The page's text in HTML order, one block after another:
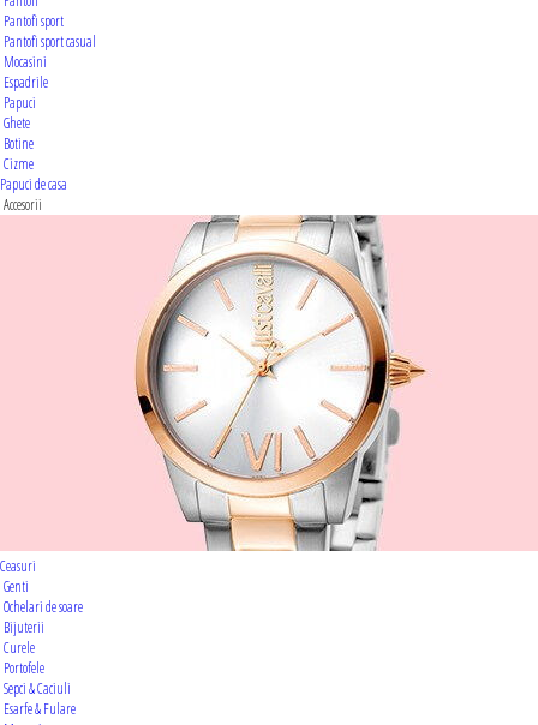
Pantofi sport
Pantofi sport casual
Mocasini
Espadrile
Papuci
Ghete
Botine
Cizme
Papuci de casa
Accesorii
Ceasuri
Genti
Ochelari de soare
Bijuterii
Curele
Portofele
Sepci & Caciuli
Esarfe & Fulare